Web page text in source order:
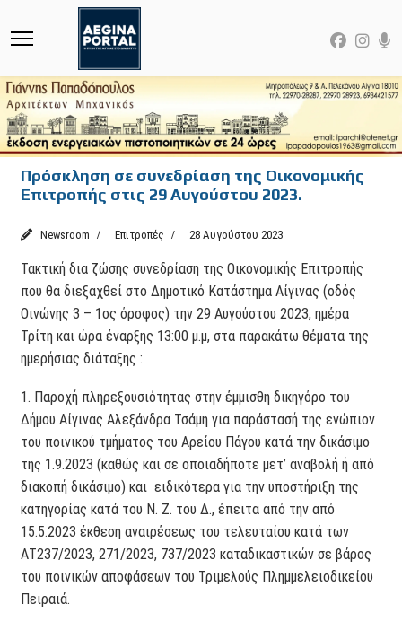
Πρόσκληση σε συνεδρίαση της Οικονομικής
Επιτροπής στις 29 Αυγούστου 2023.
Newsroom Επιτροπές 28 Αυγούστου 2023
Τακτική δια ζώσης συνεδρίαση της Οικονομικής Επιτροπής
που θα διεξαχθεί στο Δημοτικό Κατάστημα Αίγινας (οδός
Οινώνης 3 – 1ος όροφος) την 29 Αυγούστου 2023, ημέρα
Τρίτη και ώρα έναρξης 13:00 μ.μ, στα παρακάτω θέματα της
ημερήσιας διάταξης :
1. Παροχή πληρεξουσιότητας στην έμμισθη δικηγόρο του
Δήμου Αίγινας Αλεξάνδρα Τσάμη για παράστασή της ενώπιον
του ποινικού τμήματος του Αρείου Πάγου κατά την δικάσιμο
της 1.9.2023 (καθώς και σε οποιαδήποτε μετ’ αναβολή ή από
διακοπή δικάσιμο) και ειδικότερα για την υποστήριξη της
κατηγορίας κατά του Ν. Ζ. του Δ., έπειτα από την από
15.5.2023 έκθεση αναιρέσεως του τελευταίου κατά των
ΑΤ237/2023, 271/2023, 737/2023 καταδικαστικών σε βάρος
του ποινικών αποφάσεων του Τριμελούς Πλημμελειοδικείου
Πειραιά.